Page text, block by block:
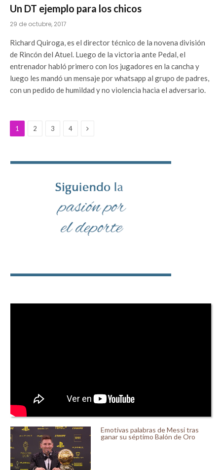
Un DT ejemplo para los chicos
29 de octubre, 2017
Richard Quiroga, es el director técnico de la novena división
de Rincón del Atuel. Luego de la victoria ante Pedal, el
entrenador habló primero con los jugadores en la cancha y
luego les mandó un mensaje por whatsapp al grupo de padres,
con un pedido de humildad y no violencia hacia el adversario.
1 2 3 4 Next
Emotivas palabras de Messi tras
ganar su séptimo Balón de Oro